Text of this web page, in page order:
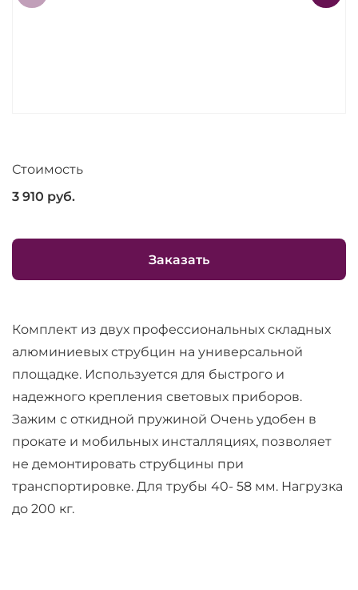
Стоимость
3 910 руб.
Заказать
Комплект из двух профессиональных складных
алюминиевых струбцин на универсальной
площадке. Используется для быстрого и
надежного крепления световых приборов.
Зажим с откидной пружиной Очень удобен в
прокате и мобильных инсталляциях, позволяет
не демонтировать струбцины при
транспортировке. Для трубы 40- 58 мм. Нагрузка
до 200 кг.